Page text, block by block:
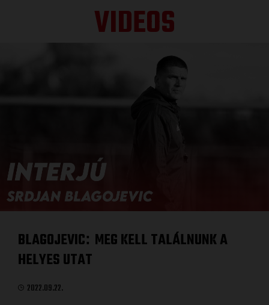
VIDEOS
BLAGOJEVIC: MEG KELL TALÁLNUNK A
HELYES UTAT
2022.09.22.